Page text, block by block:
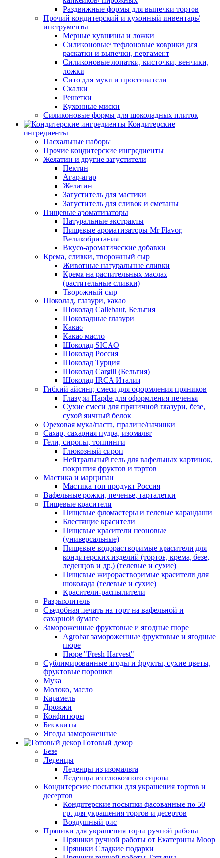
Раздвижные формы для выпечки тортов
Прочий кондитерский и кухонный инвентарь/
инструменты
Мерные кувшины и ложки
Силиконовые/ тефлоновые коврики для
раскатки и выпечки, пергамент
Силиконовые лопатки, кисточки, венчики,
ложки
Сито для муки и просеиватели
Скалки
Решетки
Кухонные миски
Силиконовые формы для шоколадных плиток
Кондитерские
ингредиенты
Пасхальные наборы
Прочие кондитерские ингредиенты
Желатин и другие загустители
Пектин
Агар-агар
Желатин
Загуститель для мастики
Загуститель для сливок и сметаны
Пищевые ароматизаторы
Натуральные экстракты
Пищевые ароматизаторы Mr Flavor,
Великобритания
Вкусо-ароматические добавки
Крема, сливки, творожный сыр
Животные натуральные сливки
Крема на растительных маслах
(растительные сливки)
Творожный сыр
Шоколад, глазури, какао
Шоколад Callebaut, Бельгия
Шоколадные глазури
Какао
Какао масло
Шоколад SICAO
Шоколад Россия
Шоколад Турция
Шоколад Cargill (Бельгия)
Шоколад IRCA Италия
Гибкий айсинг, смеси для оформления пряников
Глазури Парфэ для оформления печенья
Сухие смеси для пряничной глазури, безе,
сухой яичный белок
Ореховая мука/паста, пралине/начинки
Сахар, сахарная пудра, изомальт
Гели, сиропы, топпинги
Глюкозный сироп
Нейтральный гель для вафельных картинок,
покрытия фруктов и тортов
Мастика и марципан
Мастика топ продукт Россия
Вафельные рожки, печенье, тарталетки
Пищевые красители
Пищевые фломастеры и гелевые карандаши
Блестящие красители
Пищевые красители неоновые
(универсальные)
Пищевые водорастворимые красители для
кондитерских изделий (тортов, крема, безе,
леденцов и др.) (гелевые и сухие)
Пищевые жирорастворимые красители для
шоколада (гелевые и сухие)
Красители-распылители
Разрыхлитель
Съедобная печать на торт на вафельной и
сахарной бумаге
Замороженные фруктовые и ягодные пюре
Agrobar замороженные фруктовые и ягодные
пюре
Пюре "Fresh Harvest"
Сублимированные ягоды и фрукты, сухие цветы,
фруктовые порошки
Мука
Молоко, масло
Карамель
Дрожжи
Конфитюры
Бисквиты
Ягоды замороженные
Готовый декор
Безе
Леденцы
Леденцы из изомальта
Леденцы из глюкозного сиропа
Кондитерские посыпки для украшения тортов и
десертов
Кондитерские посыпки фасованные по 50
гр. для украшения тортов и десертов
Воздушный рис
Пряники для украшения торта ручной работы
Пряники ручной работы от Екатерины Моор
Пряники Сладкие подарки